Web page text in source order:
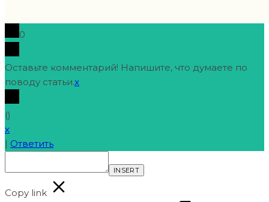
0
Оставьте комментарий! Напишите, что думаете по
поводу статьи.x
()
x
| Ответить
INSERT
Copy link